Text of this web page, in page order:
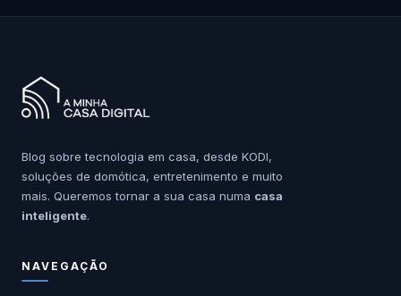
Blog sobre tecnologia em casa, desde KODI,
soluções de domótica, entretenimento e muito
mais. Queremos tornar a sua casa numa casa
inteligente.
NAVEGAÇÃO